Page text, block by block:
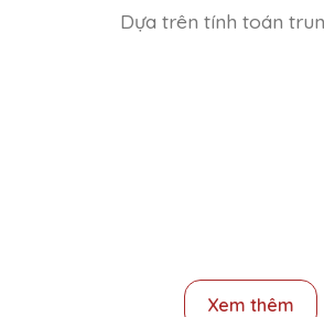
Dựa trên tính toán
Xem thêm